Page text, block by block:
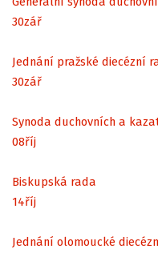
30zář
Jednání pražské diecézní
30zář
Synoda duchovních a
08říj
Biskupská rada
14říj
Jednání olomoucké